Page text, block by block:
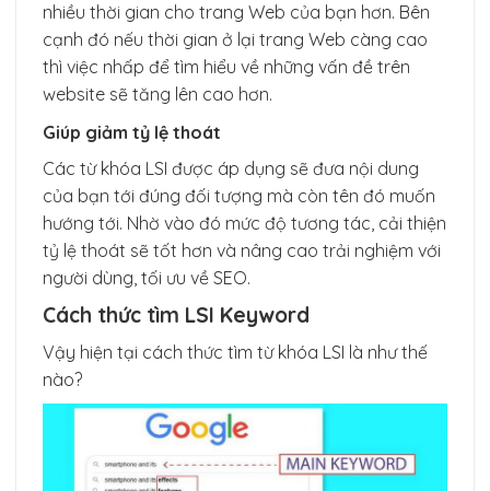
nhiều thời gian cho trang Web của bạn hơn. Bên
cạnh đó nếu thời gian ở lại trang Web càng cao
thì việc nhấp để tìm hiểu về những vấn đề trên
website sẽ tăng lên cao hơn.
Giúp giảm tỷ lệ thoát
Các từ khóa LSI được áp dụng sẽ đưa nội dung
của bạn tới đúng đối tượng mà còn tên đó muốn
hướng tới. Nhờ vào đó mức độ tương tác, cải thiện
tỷ lệ thoát sẽ tốt hơn và nâng cao trải nghiệm với
người dùng, tối ưu về SEO.
Cách thức tìm LSI Keyword
Vậy hiện tại cách thức tìm từ khóa LSI là như thế
nào?